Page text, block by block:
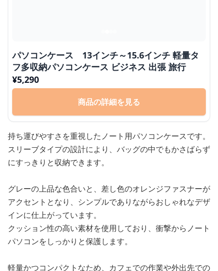
パソコンケース 13インチ～15.6インチ 軽量タ
フ多収納パソコンケース ビジネス 出張 旅行
¥5,290
商品の詳細を見る
持ち運びやすさを重視したノート用パソコンケースです。
スリーブタイプの設計により、バッグの中でもかさばらず
にすっきりと収納できます。
グレーの上品な色合いと、差し色のオレンジファスナーが
アクセントとなり、シンプルでありながらおしゃれなデザ
インに仕上がっています。
クッション性の高い素材を使用しており、衝撃からノート
パソコンをしっかりと保護します。
軽量かつコンパクトなため、カフェでの作業や外出先での